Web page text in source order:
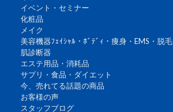
イベント・セミナー
化粧品
メイク
美容機器ﾌｪｲｼｬﾙ・ﾎﾞﾃﾞｨ・痩身・EMS・脱毛
肌診断器
エステ用品・消耗品
サプリ・食品・ダイエット
今、売れてる話題の商品
お客様の声
スタッフブログ